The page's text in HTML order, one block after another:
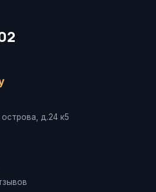
д.24 к5